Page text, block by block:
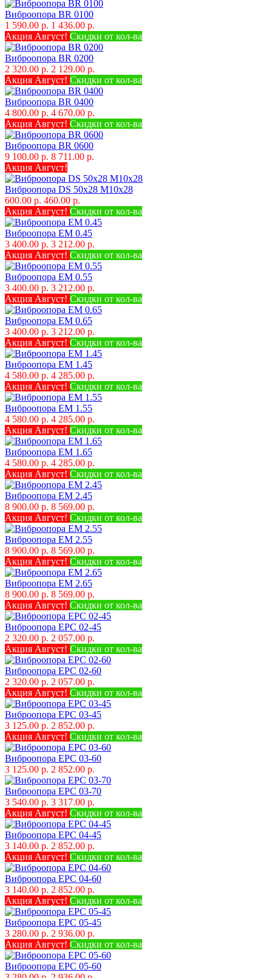
Виброопора BR 0100
1 590.00 р. 1 436.00 р.
Акция Август! Скидки от кол-ва
Виброопора BR 0200
2 320.00 р. 2 129.00 р.
Акция Август! Скидки от кол-ва
Виброопора BR 0400
4 800.00 р. 4 670.00 р.
Акция Август! Скидки от кол-ва
Виброопора BR 0600
9 100.00 р. 8 711.00 р.
Акция Август!
Виброопора DS 50х28 M10x28
600.00 р. 460.00 р.
Акция Август! Скидки от кол-ва
Виброопора EM 0.45
3 400.00 р. 3 212.00 р.
Акция Август! Скидки от кол-ва
Виброопора EM 0.55
3 400.00 р. 3 212.00 р.
Акция Август! Скидки от кол-ва
Виброопора EM 0.65
3 400.00 р. 3 212.00 р.
Акция Август! Скидки от кол-ва
Виброопора EM 1.45
4 580.00 р. 4 285.00 р.
Акция Август! Скидки от кол-ва
Виброопора EM 1.55
4 580.00 р. 4 285.00 р.
Акция Август! Скидки от кол-ва
Виброопора EM 1.65
4 580.00 р. 4 285.00 р.
Акция Август! Скидки от кол-ва
Виброопора EM 2.45
8 900.00 р. 8 569.00 р.
Акция Август! Скидки от кол-ва
Виброопора EM 2.55
8 900.00 р. 8 569.00 р.
Акция Август! Скидки от кол-ва
Виброопора EM 2.65
8 900.00 р. 8 569.00 р.
Акция Август! Скидки от кол-ва
Виброопора EPC 02-45
2 320.00 р. 2 057.00 р.
Акция Август! Скидки от кол-ва
Виброопора EPC 02-60
2 320.00 р. 2 057.00 р.
Акция Август! Скидки от кол-ва
Виброопора EPC 03-45
3 125.00 р. 2 852.00 р.
Акция Август! Скидки от кол-ва
Виброопора EPC 03-60
3 125.00 р. 2 852.00 р.
Виброопора EPC 03-70
3 540.00 р. 3 317.00 р.
Акция Август! Скидки от кол-ва
Виброопора EPC 04-45
3 140.00 р. 2 852.00 р.
Акция Август! Скидки от кол-ва
Виброопора EPC 04-60
3 140.00 р. 2 852.00 р.
Акция Август! Скидки от кол-ва
Виброопора EPC 05-45
3 280.00 р. 2 936.00 р.
Акция Август! Скидки от кол-ва
Виброопора EPC 05-60